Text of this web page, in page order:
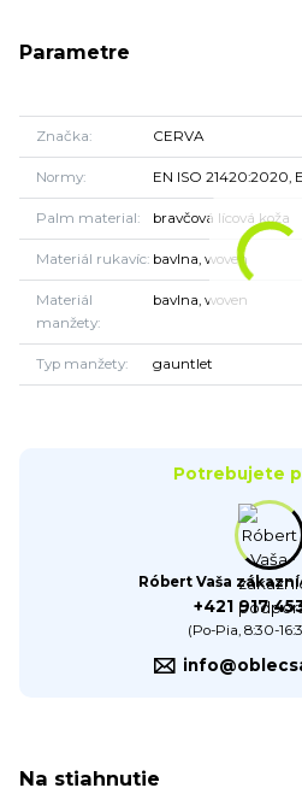
Parametre
Značka CERVA
Normy EN ISO 21420:2020,
Palm material bravčová lícová koža
Materiál rukavíc bavlna, woven
Materiál
manžety
bavlna, woven
Typ manžety gauntlet
Potrebujete
Róbert Vaša
+421 917
(Po-Pia, 8:30-
Na stiahnutie